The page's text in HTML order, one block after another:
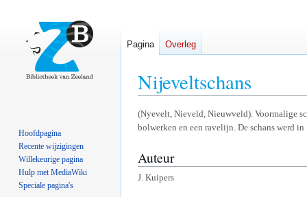
Nijeveltschans
Naar
navigatie
Naar
zoeken
(Nyevelt, Nieveld, Nieuwveld). Voormalige
bolwerken en een ravelijn. De schans werd
Auteur
J. Kuipers
Pagina Overleg
Hoofdpagina
Recente wijzigingen
Willekeurige pagina
Hulp met MediaWiki
Speciale pagina's